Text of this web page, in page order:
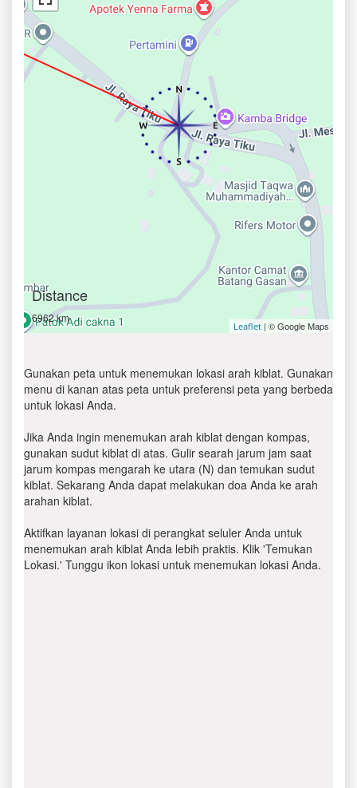
Distance
6962 km
Leaflet | © Google Maps
Gunakan peta untuk menemukan lokasi arah kiblat. Gunakan
menu di kanan atas peta untuk preferensi peta yang berbeda
untuk lokasi Anda.
Jika Anda ingin menemukan arah kiblat dengan kompas,
gunakan sudut kiblat di atas. Gulir searah jarum jam saat
jarum kompas mengarah ke utara (N) dan temukan sudut
kiblat. Sekarang Anda dapat melakukan doa Anda ke arah
arahan kiblat.
Aktifkan layanan lokasi di perangkat seluler Anda untuk
menemukan arah kiblat Anda lebih praktis. Klik 'Temukan
Lokasi.' Tunggu ikon lokasi untuk menemukan lokasi Anda.